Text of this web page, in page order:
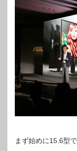
まず始めに15.6型